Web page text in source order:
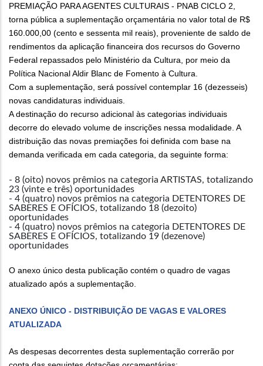
PREMIAÇÃO PARA AGENTES CULTURAIS - PNAB CICLO 2,
torna pública a suplementação orçamentária no valor total de R$
160.000,00 (cento e sessenta mil reais), proveniente de saldo de
rendimentos da aplicação financeira dos recursos do Governo
Federal repassados pelo Ministério da Cultura, por meio da
Política Nacional Aldir Blanc de Fomento à Cultura.
Com a suplementação, será possível contemplar 16 (dezesseis)
novas candidaturas individuais.
A destinação do recurso adicional às categorias individuais
decorre do elevado volume de inscrições nessa modalidade. A
distribuição das novas premiações foi definida com base na
demanda verificada em cada categoria, da seguinte forma:
- 8 (oito) novos prêmios na categoria ARTISTAS, totalizando
23 (vinte e três) oportunidades
- 4 (quatro) novos prêmios na categoria DETENTORES DE
SABERES E OFÍCIOS, totalizando 18 (dezoito)
oportunidades
- 4 (quatro) novos prêmios na categoria DETENTORES DE
SABERES E OFÍCIOS, totalizando 19 (dezenove)
oportunidades
O anexo único desta publicação contém o quadro de vagas
atualizado após a suplementação.
ANEXO ÚNICO - DISTRIBUIÇÃO DE VAGAS E VALORES
ATUALIZADA
As despesas decorrentes desta suplementação correrão por